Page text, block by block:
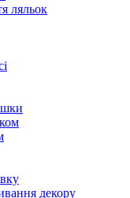
ляльок
декору